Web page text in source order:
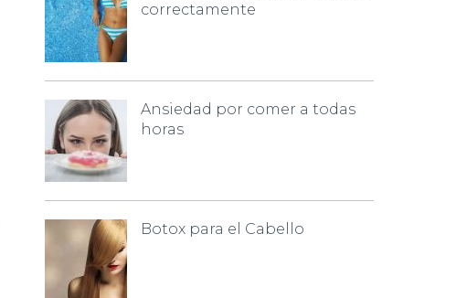
correctamente
Ansiedad por comer a todas
horas
Botox para el Cabello